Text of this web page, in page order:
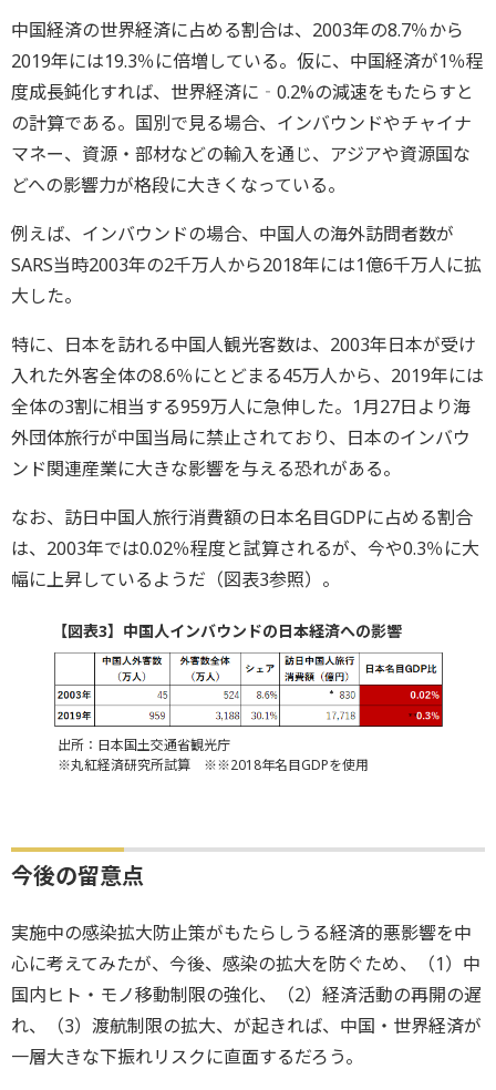
中国経済の世界経済に占める割合は、2003年の8.7％から
2019年には19.3％に倍増している。仮に、中国経済が1％程
度成長鈍化すれば、世界経済に‐0.2%の減速をもたらすと
の計算である。国別で見る場合、インバウンドやチャイナ
マネー、資源・部材などの輸入を通じ、アジアや資源国な
どへの影響力が格段に大きくなっている。
例えば、インバウンドの場合、中国人の海外訪問者数が
SARS当時2003年の2千万人から2018年には1億6千万人に拡
大した。
特に、日本を訪れる中国人観光客数は、2003年日本が受け
入れた外客全体の8.6％にとどまる45万人から、2019年には
全体の3割に相当する959万人に急伸した。1月27日より海
外団体旅行が中国当局に禁止されており、日本のインバウ
ンド関連産業に大きな影響を与える恐れがある。
なお、訪日中国人旅行消費額の日本名目GDPに占める割合
は、2003年では0.02％程度と試算されるが、今や0.3％に大
幅に上昇しているようだ（図表3参照）。
【図表3】中国人インバウンドの日本経済への影響
出所：日本国土交通省観光庁
※丸紅経済研究所試算 ※※2018年名目GDPを使用
今後の留意点
実施中の感染拡大防止策がもたらしうる経済的悪影響を中
心に考えてみたが、今後、感染の拡大を防ぐため、（1）中
国内ヒト・モノ移動制限の強化、（2）経済活動の再開の遅
れ、（3）渡航制限の拡大、が起きれば、中国・世界経済が
一層大きな下振れリスクに直面するだろう。